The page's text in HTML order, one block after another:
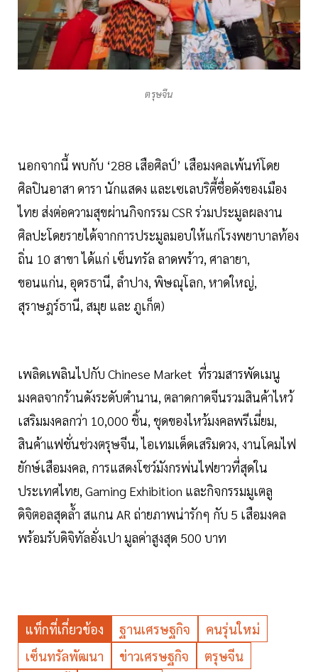
ตรุษจีน
นอกจากนี้ พบกับ ‘288 เสือศิลป์’ เสือมงคลเพ้นท์โดย
ศิลปินอาสา ดารา นักแสดง และเซเลบริตี้ชื่อดังของเมือง
ไทย ส่งต่อความสุขผ่านกิจกรรม CSR ร่วมประมูลผลงาน
ศิลปะโดยรายได้จากการประมูลมอบให้แก่โรงพยาบาลท้อง
ถิ่น 10 สาขา ได้แก่ เซ็นทรัล ลาดพร้าว, ศาลายา,
ขอนแก่น, อุดรธานี, ลำปาง, พิษณุโลก, หาดใหญ่,
สุราษฎร์ธานี, สมุย และ ภูเก็ต)
เพลิดเพลินไปกับ Chinese Market ที่รวมสารพัดเมนู
มงคลจากร้านดังระดับตำนาน, ตลาดกาดจีนรวมสินค้าไหว้
เสริมมงคลกว่า 10,000 ชิ้น, ชุดของไหว้มงคลพรีเมี่ยม,
สินค้าแฟชั่นช่วงตรุษจีน, ไอเทมเด็ดเสริมดวง, งานโคมไฟ
ยักษ์เสือมงคล, การแสดงโชว์มังกรพ่นไฟยาวที่สุดใน
ประเทศไทย, Gaming Exhibition และกิจกรรมมูเตลู
ดิจิตอลสุดล้ำ สแกน AR ถ่ายภาพน่ารักๆ กับ 5 เสือมงคล
พร้อมรับดิจิทัลอั่งเปา มูลค่าสูงสุด 500 บาท
แท็กที่เกี่ยวข้อง ฐานเศรษฐกิจ
คนรุ่นใหม่
เซ็นทรัลพัฒนา
ข่าวเศรษฐกิจ ตรุษจีน